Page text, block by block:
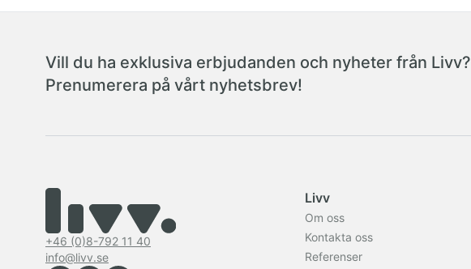
Vill du ha exklusiva erbjudanden och nyheter från Livv?
Prenumerera på vårt nyhetsbrev!
+46 (0)8-792 11 40
info@livv.se
Livv
Om oss
Kontakta oss
Referenser